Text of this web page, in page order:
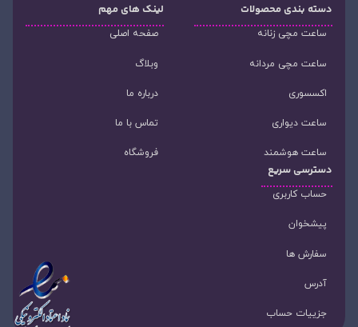
دسته‌ بندی محصولات
ساعت مچی زنانه
ساعت مچی مردانه
اکسسوری
ساعت دیواری
ساعت هوشمند
لینک های مهم
صفحه اصلی
وبلاگ
درباره ما
تماس با ما
فروشگاه
دسترسی سریع
حساب کاربری
پیشخوان
سفارش ها
آدرس
جزییات حساب